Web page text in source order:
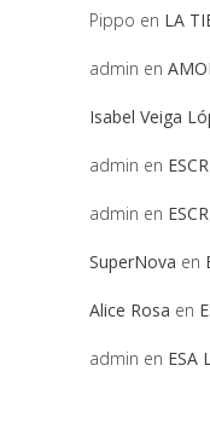
Pippo en LA
admin en
Isabel Veiga
admin en
admin en
SuperNova en
Alice Rosa en
admin en ESA